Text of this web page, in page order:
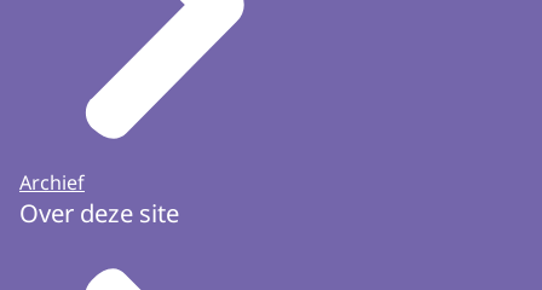
Archief
Over deze site